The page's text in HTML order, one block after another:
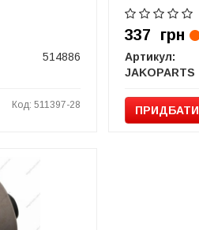
514886
Код: 511397-28
337 грн
Артикул:
JAKOPARTS
ПРИДБАТИ